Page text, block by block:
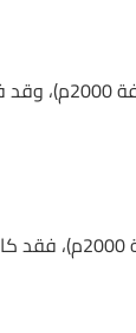
كان الشوط الثاني
العربية